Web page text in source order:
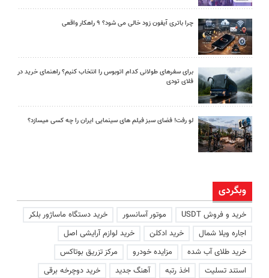
چرا باتری آیفون زود خالی می شود؟ ۹ راهکار واقعی
برای سفرهای طولانی کدام اتوبوس را انتخاب کنیم؟ راهنمای خرید در
فلای تودی
لو رفت! فضای سبز فیلم های سینمایی ایران را چه کسی میسازد؟
وبگردی
خرید و فروش USDT موتور آسانسور
خرید دستگاه ماساژور بلکر
اجاره ویلا شمال
خرید ادکلن
خرید لوازم آرایشی اصل
خرید طلای آب شده
مزایده خودرو
مرکز تزریق بوتاکس
استند تسلیت
اخذ رتبه آهنگ جدید
خرید دوچرخه برقی